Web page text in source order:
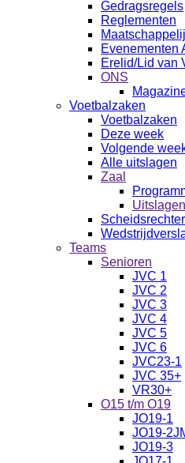
Gedragsregels
Reglementen
Evenementen
Erelid/Lid van
ONS
Voetbalzaken
Voetbalzaken
Deze week
Volgende
Alle uitslagen
Zaal
Uitslagen
Teams
Senioren
JVC 1
JVC 2
JVC 3
JVC 4
JVC 5
JVC 6
JVC23-1
JVC 35+
VR30+
O15 t/m O19
JO19-1
JO19-
JO19-3